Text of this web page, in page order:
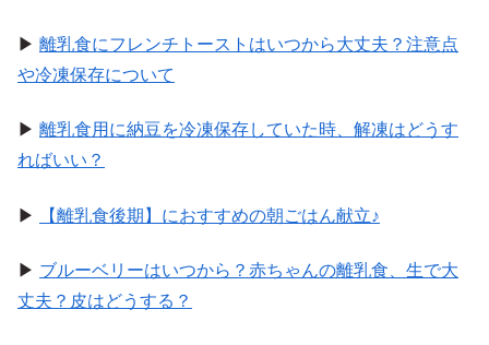
▶ 離乳食にフレンチトーストはいつから大丈夫？注意点
や冷凍保存について
▶ 離乳食用に納豆を冷凍保存していた時、解凍はどうす
ればいい？
▶ 【離乳食後期】におすすめの朝ごはん献立♪
▶ ブルーベリーはいつから？赤ちゃんの離乳食、生で大
丈夫？皮はどうする？